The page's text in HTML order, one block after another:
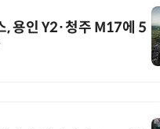
, 용인 Y2·청주 M17에 5